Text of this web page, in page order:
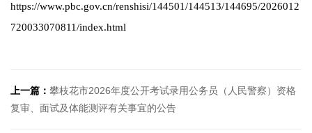
https://www.pbc.gov.cn/renshisi/144501/144513/144695/2026012
720033070811/index.html
上一篇： 攀枝花市2026年度公开考试录用公务员（人民警察）资格
复审、面试及体能测评有关事宜的公告